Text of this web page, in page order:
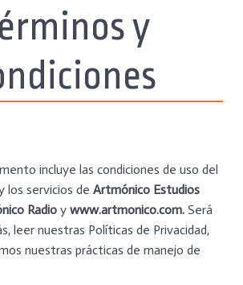
y
incluye las condiciones de uso del
los servicios de Artmónico Estudios
Radio y www.artmonico.com. Será
leer nuestras Políticas de Privacidad,
nuestras prácticas de manejo de